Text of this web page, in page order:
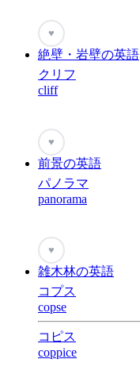
♥
絶壁・岩壁の英語
クリフ
cliff
♥
前景の英語
パノラマ
panorama
♥
雑木林の英語
コプス
copse
コピス
coppice